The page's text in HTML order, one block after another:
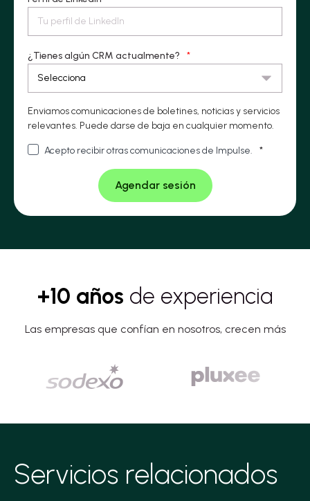
¿Tienes algún CRM actualmente? *
Enviamos comunicaciones de boletines, noticias y servicios
relevantes. Puede darse de baja en cualquier momento.
Acepto recibir otras comunicaciones de Impulse. *
+10 años de experiencia
Las empresas que confían en nosotros, crecen más
Servicios relacionados